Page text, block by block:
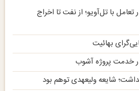
با تل‌آویو؛ از نفت تا اخراج
بهائیت
خدمت پروژه آشوب
شایعه ولیعهدی توهم بود